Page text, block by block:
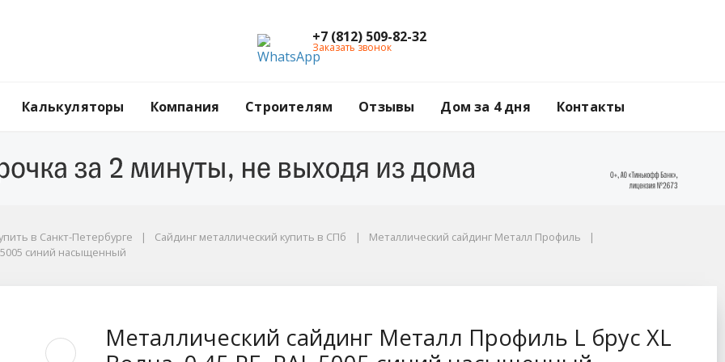
+7 (812) 509-82-32
Заказать звонок
Калькуляторы Компания Строителям Отзывы Дом за 4 дня Контакты
синий насыщенный
в Санкт-Петербурге Сайдинг металлический купить в СПб
Металлический сайдинг Металл Профиль
5005 синий насыщенный
Металлический сайдинг Металл Профиль L брус XL